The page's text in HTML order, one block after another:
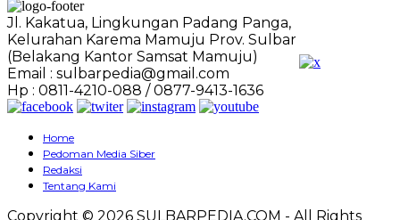
Jl. Kakatua, Lingkungan Padang Panga,
Kelurahan Karema Mamuju Prov. Sulbar
(Belakang Kantor Samsat Mamuju)
Email : sulbarpedia@gmail.com
Hp : 0811-4210-088 / 0877-9413-1636
Home
Pedoman Media Siber
Redaksi
Tentang Kami
Copyright © 2026 SULBARPEDIA.COM - All Rights